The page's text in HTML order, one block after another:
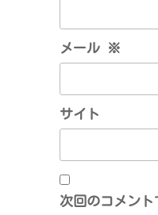
メール ※
サイト
次回のコメン